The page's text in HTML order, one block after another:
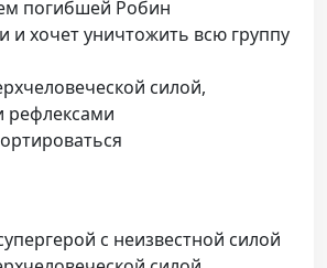
погибшей Робин
и хочет уничтожить всю группу
силой,
рефлексами
с неизвестной силой